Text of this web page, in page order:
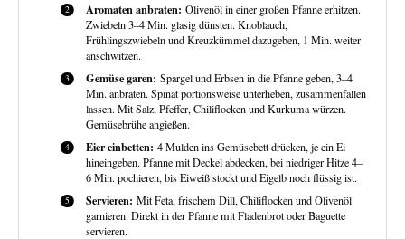
Aromaten anbraten: Olivenöl in einer großen Pfanne erhitzen.
Zwiebeln 3–4 Min. glasig dünsten. Knoblauch,
Frühlingszwiebeln und Kreuzkümmel dazugeben, 1 Min. weiter
anschwitzen.
Gemüse garen: Spargel und Erbsen in die Pfanne geben, 3–4
Min. anbraten. Spinat portionsweise unterheben, zusammenfallen
lassen. Mit Salz, Pfeffer, Chiliflocken und Kurkuma würzen.
Gemüsebrühe angießen.
Eier einbetten: 4 Mulden ins Gemüsebett drücken, je ein Ei
hineingeben. Pfanne mit Deckel abdecken, bei niedriger Hitze 4–
6 Min. pochieren, bis Eiweiß stockt und Eigelb noch flüssig ist.
Servieren: Mit Feta, frischem Dill, Chiliflocken und Olivenöl
garnieren. Direkt in der Pfanne mit Fladenbrot oder Baguette
servieren.